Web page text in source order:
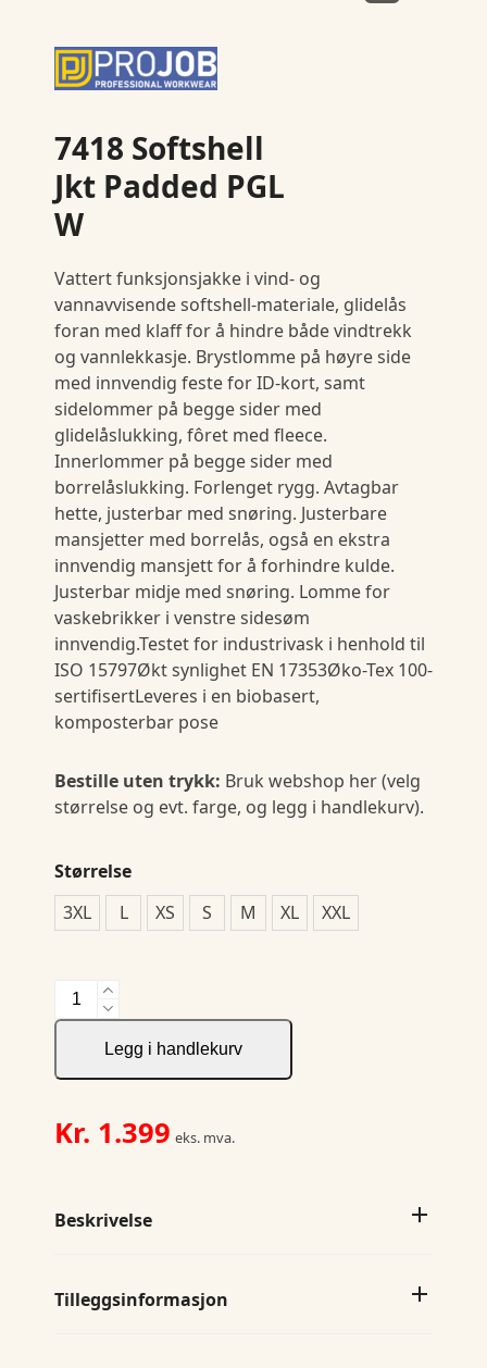
7418 Softshell
Jkt Padded PGL
W
Vattert funksjonsjakke i vind- og
vannavvisende softshell-materiale, glidelås
foran med klaff for å hindre både vindtrekk
og vannlekkasje. Brystlomme på høyre side
med innvendig feste for ID-kort, samt
sidelommer på begge sider med
glidelåslukking, fôret med fleece.
Innerlommer på begge sider med
borrelåslukking. Forlenget rygg. Avtagbar
hette, justerbar med snøring. Justerbare
mansjetter med borrelås, også en ekstra
innvendig mansjett for å forhindre kulde.
Justerbar midje med snøring. Lomme for
vaskebrikker i venstre sidesøm
innvendig.Testet for industrivask i henhold til
ISO 15797Økt synlighet EN 17353Øko-Tex 100-
sertifisertLeveres i en biobasert,
komposterbar pose
Bestille uten trykk: Bruk webshop her (velg
størrelse og evt. farge, og legg i handlekurv).
Størrelse
3XL
L XS S M XL XXL
7418
Softshell
Padded
W
antall
Legg i handlekurv
Kr. 1.399 eks. mva.
Beskrivelse
Tilleggsinformasjon